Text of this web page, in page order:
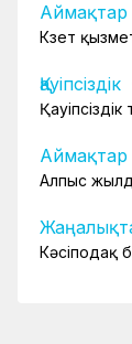
Аймақтар
Күзет
Қауіпсіздік
Аймақтар
Алпыс
Кәсіподақ